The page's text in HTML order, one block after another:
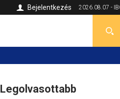
2026.08.07 -
Bejelentkezés
Legolvasottabb